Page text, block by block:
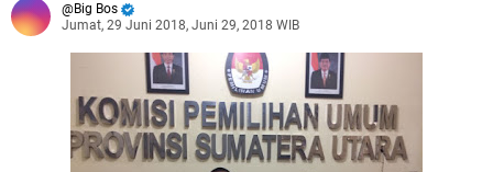
Big Bos
Jumat, 29 Juni 2018, Juni 29, 2018 WIB